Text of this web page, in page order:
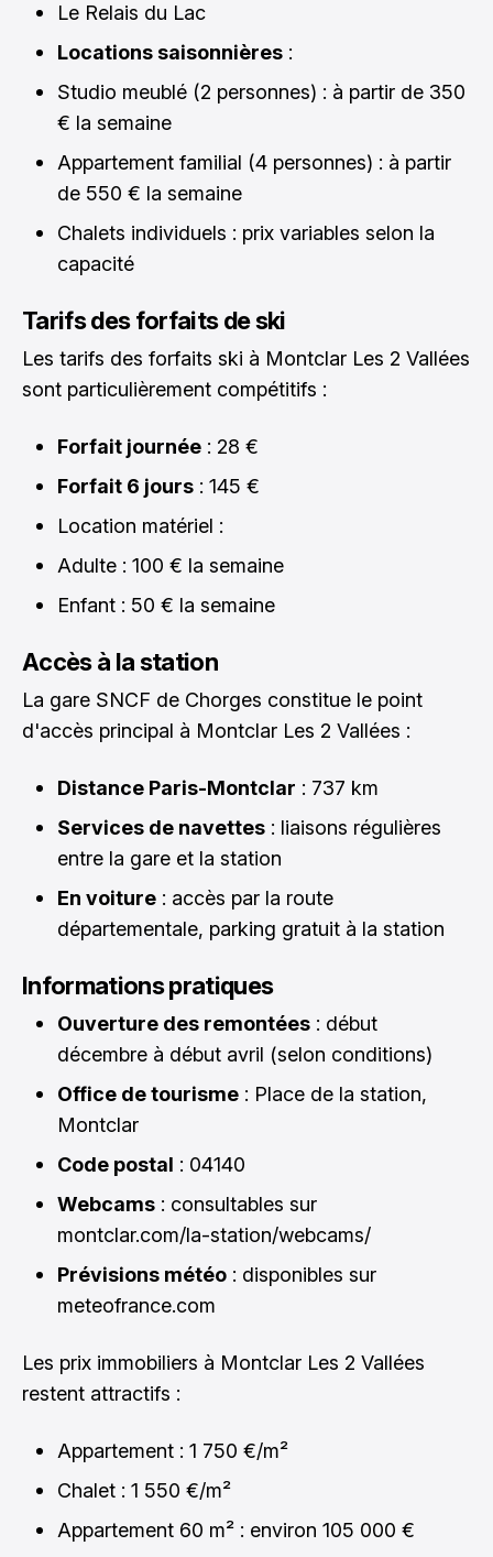
Le Relais du Lac
Locations saisonnières :
Studio meublé (2 personnes) : à partir de 350
€ la semaine
Appartement familial (4 personnes) : à partir
de 550 € la semaine
Chalets individuels : prix variables selon la
capacité
Tarifs des forfaits de ski
Les tarifs des forfaits ski à Montclar Les 2 Vallées
sont particulièrement compétitifs :
Forfait journée : 28 €
Forfait 6 jours : 145 €
Location matériel :
Adulte : 100 € la semaine
Enfant : 50 € la semaine
Accès à la station
La gare SNCF de Chorges constitue le point
d'accès principal à Montclar Les 2 Vallées :
Distance Paris-Montclar : 737 km
Services de navettes : liaisons régulières
entre la gare et la station
En voiture : accès par la route
départementale, parking gratuit à la station
Informations pratiques
Ouverture des remontées : début
décembre à début avril (selon conditions)
Office de tourisme : Place de la station,
Montclar
Code postal : 04140
Webcams : consultables sur
montclar.com/la-station/webcams/
Prévisions météo : disponibles sur
meteofrance.com
Les prix immobiliers à Montclar Les 2 Vallées
restent attractifs :
Appartement : 1 750 €/m²
Chalet : 1 550 €/m²
Appartement 60 m² : environ 105 000 €